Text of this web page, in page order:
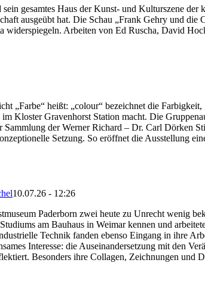
gesamtes Haus der Kunst- und Kulturszene
ausgeübt hat. Die Schau „Frank Gehry und die
Arbeiten von Ed Ruscha, David
„Farbe“ heißt: „colour“ bezeichnet die
Kloster Gravenhorst Station macht. Die
Sammlung der Werner Richard – Dr. Carl Dörken
Setzung. So eröffnet die Ausstellung
10.07.26 - 12:26
Paderborn zwei heute zu Unrecht wenig
am Bauhaus in Weimar kennen und
Technik fanden ebenso Eingang in ihre
Interesse: die Auseinandersetzung mit den
Besonders ihre Collagen, Zeichnungen und